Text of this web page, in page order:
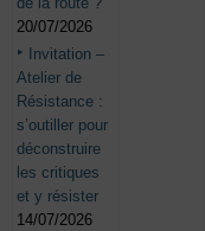
20/07/2026
Invitation –
Atelier de
Résistance :
s’outiller pour
déconstruire
les critiques
et y résister
14/07/2026